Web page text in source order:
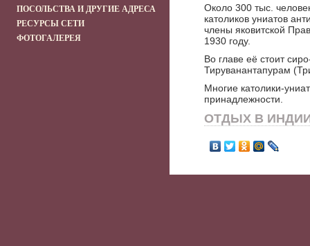
ПОСОЛЬСТВА И ДРУГИЕ АДРЕСА
РЕСУРСЫ СЕТИ
ФОТОГАЛЕРЕЯ
Около 300 тыс.
католиков униатов
члены яковитской
1930 году.
Во главе её стоит
Тируванантапурам
Многие католики-
принадлежности.
ОТДЫХ В